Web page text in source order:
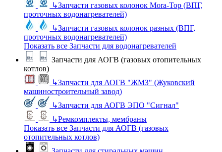
↳Запчасти газовых колонок Mora-Top (ВПГ,
проточных водонагревателей)
↳Запчасти газовых колонок разных (ВПГ,
проточных водонагревателей)
Показать все Запчасти для водонагревателей
Запчасти для АОГВ (газовых отопительных
котлов)
↳Запчасти для АОГВ "ЖМЗ" (Жуковский
машиностроительный завод)
↳Запчасти для АОГВ ЭПО "Сигнал"
↳Ремкомплекты, мембраны
Показать все Запчасти для АОГВ (газовых
отопительных котлов)